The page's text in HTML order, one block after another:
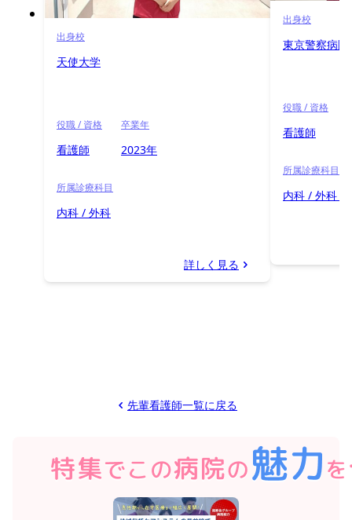
出身校
天使大学
役職 / 資格
看護師
卒業年
2023年
所属診療科目
内科 / 外科
詳しく見る
出身校
東京警察病
役職 / 資格
看護師
所属診療科目
内科 / 外科 /
先輩看護師一覧に戻る